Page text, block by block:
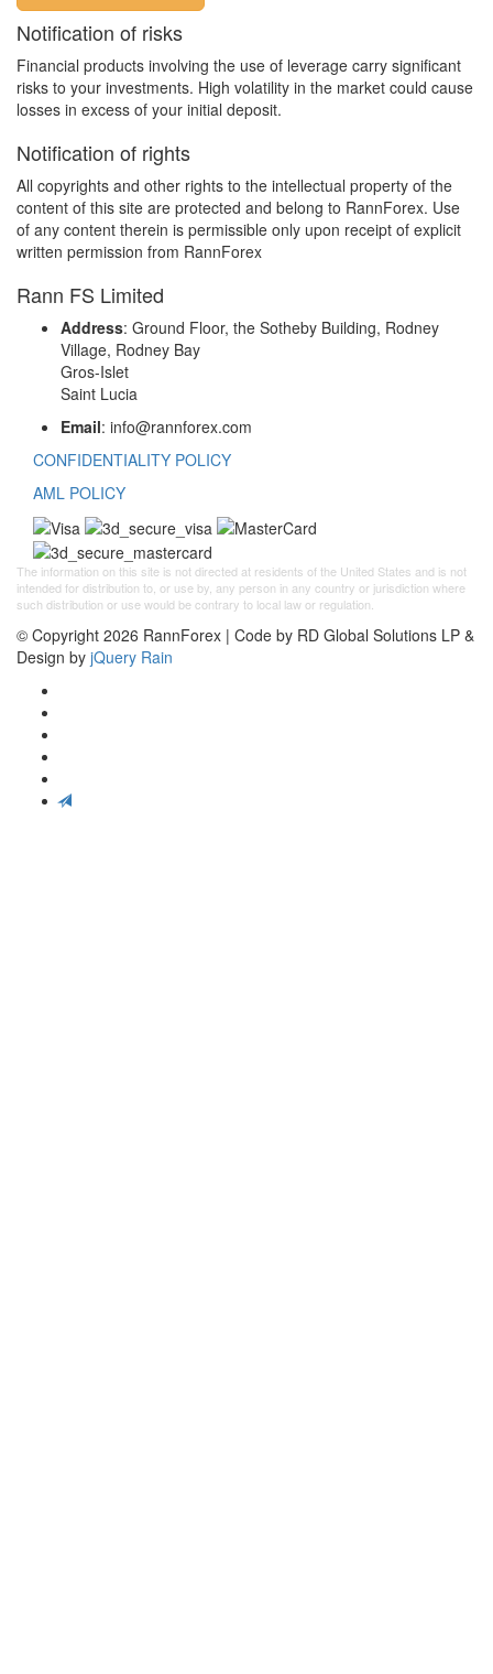
Notification of risks
Financial products involving the use of leverage carry significant
risks to your investments. High volatility in the market could cause
losses in excess of your initial deposit.
Notification of rights
All copyrights and other rights to the intellectual property of the
content of this site are protected and belong to RannForex. Use
of any content therein is permissible only upon receipt of explicit
written permission from RannForex
Rann FS Limited
Address: Ground Floor, the Sotheby Building, Rodney
Village, Rodney Bay
Gros-Islet
Saint Lucia
Email: info@rannforex.com
CONFIDENTIALITY POLICY
AML POLICY
The information on this site is not directed at residents of the United States and is not
intended for distribution to, or use by, any person in any country or jurisdiction where
such distribution or use would be contrary to local law or regulation.
© Copyright 2026 RannForex | Code by RD Global Solutions LP &
Design by jQuery Rain